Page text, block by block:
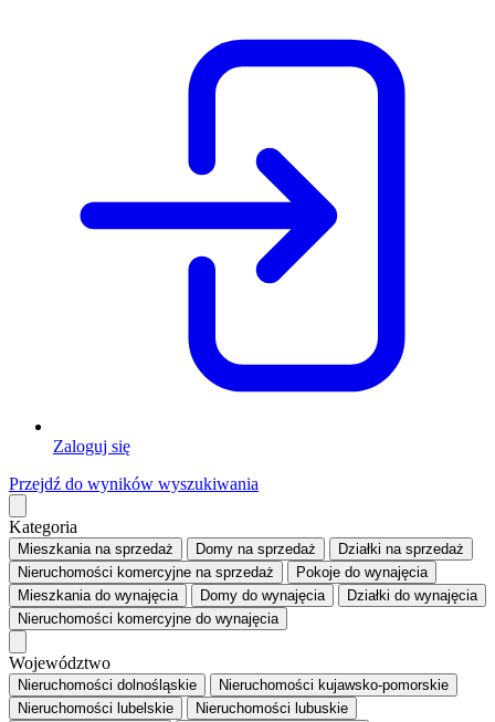
Zaloguj się
Przejdź do wyników wyszukiwania
Kategoria
Mieszkaniana sprzedaż Domy na sprzedaż Działki na sprzedaż
Nieruchomości komercyjne na sprzedaż Pokoje do wynajęcia
Mieszkaniado wynajęcia Domy do wynajęcia Działki do wynajęcia
Nieruchomości komercyjne do wynajęcia
Województwo
Nieruchomości dolnośląskie
Nieruchomości kujawsko-pomorskie
Nieruchomości lubelskie
Nieruchomości lubuskie